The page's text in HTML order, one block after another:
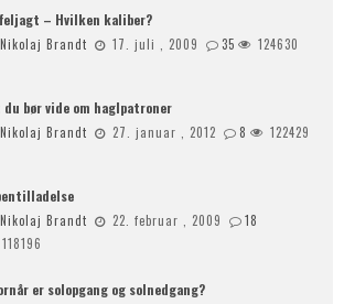
– Hvilken kaliber?
Nikolaj Brandt 17. juli , 2009 35 124630
bør vide om haglpatroner
Nikolaj Brandt 27. januar , 2012 8 122429
Nikolaj Brandt 22. februar , 2009
18
118196
er solopgang og solnedgang?